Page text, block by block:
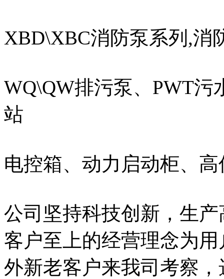
XBD\XBC消防泵系列,消
WQ\QW排污泵、PWT
站
电控箱、动力启动柜、
公司坚持科技创新，生
客户至上的经营理念为
外新老客户来我司考察